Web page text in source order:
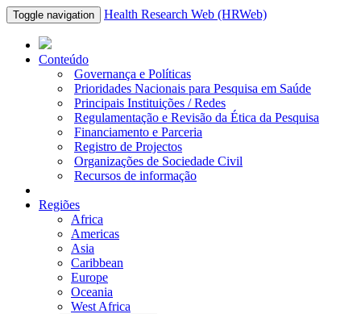
Toggle navigation Health Research Web (HRWeb)
Conteúdo
Governança e Políticas
Prioridades Nacionais para Pesquisa em Saúde
Principais Instituições / Redes
Regulamentação e Revisão da Ética da Pesquisa
Financiamento e Parceria
Registro de Projectos
Organizações de Sociedade Civil
Recursos de informação
Regiões
Africa
Americas
Asia
Caribbean
Europe
Oceania
West Africa